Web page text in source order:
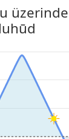
üzerinde